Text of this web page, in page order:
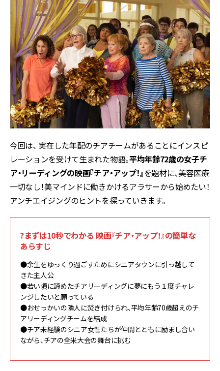
今回は、 実在した年配のチアチームがあることにインスピ
レーションを受けて生まれた物語。平均年齢72歳の女子チ
ア・リーディングの映画『チア・アップ！』を題材に、美容医療
一切なし！美マインドに働きかけるアラサーから始めたい！
アンチエイジングのヒントを探っていきます。
?まずは10秒でわかる 映画『チア・アップ！』の簡単な
あらすじ
●余生をゆっくり過ごすためにシニアタウンに引っ越して
きた主人公
●若い頃に諦めたチアリーディングに夢にもう１度チャレ
ンジしたいと願っている
●おせっかいの隣人に焚き付けられ、平均年齢70歳超えのチ
アリーディングチームを結成
●チア未経験のシニア女性たちが仲間とともに励まし合い
ながら、チアの全米大会の舞台に挑む